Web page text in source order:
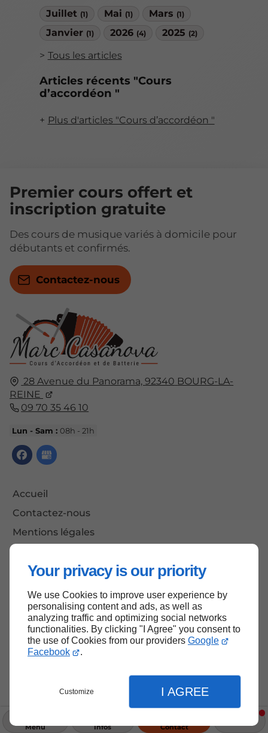
Your privacy is our priority
We use Cookies to improve user experience by
personalising content and ads, as well as
analyzing traffic and optimizing social networks
functionalities. By clicking "I Agree" you consent to
the use of Cookies from our providers Google
Facebook
.
Customize I AGREE
Menu Infos Contact
Juillet (1) Mai (1) Mars (1)
Janvier (1) 2026 (4) 2025 (2)
Tous les articles
Articles récents "Cours
d’accordéon "
Plus d'articles "Cours d’accordéon "
28 Avenue du Panorama,92340 BOURG-LA-
REINE
09 70 35 46 10
Lun - Sam : 08h - 21h
Accueil
Contactez-nous
Mentions légales
Premier cours offert et
inscription gratuite
Des cours de musique variés à domicile pour
débutants et confirmés.
Contactez-nous
Haut de page